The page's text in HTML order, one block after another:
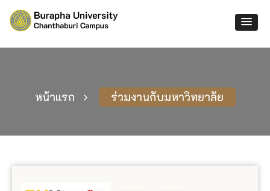
หน้าแรก ร่วมงานกับมหาวิทยาลัย